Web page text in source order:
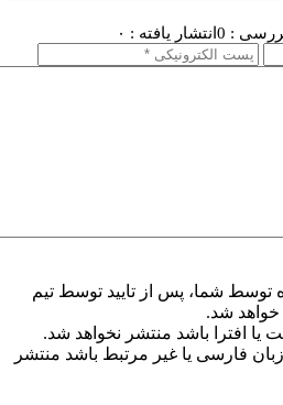
: 0 انتشار یافته : ۰
توسط شما، پس از تایید توسط تیم
شد.
یا افترا باشد منتشر نخواهد شد.
زبان فارسی یا غیر مرتبط باشد منتشر